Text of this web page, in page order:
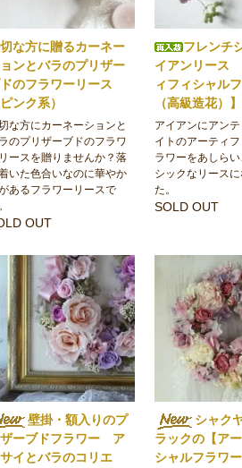
な方に贈るカーネー
ンとバラのプリザー
のフラワーリース
ピンク系）
な方にカーネーションと
のプリザーブドのフラワ
ースを贈りませんか？落
いた色合いなのに華やか
あるフラワーリースで
OUT
フレンチ
イアンリース
ィフィシャル
（高級造花）】
アイアンにアン
イトのアーティ
ラワーをあしら
シックなリースに
た。
SOLD OUT
壁掛・額入りのプ
ザーブドフラワー ア
イとバラのコリエ
シャク
ラックの【ア
シャルフラワ